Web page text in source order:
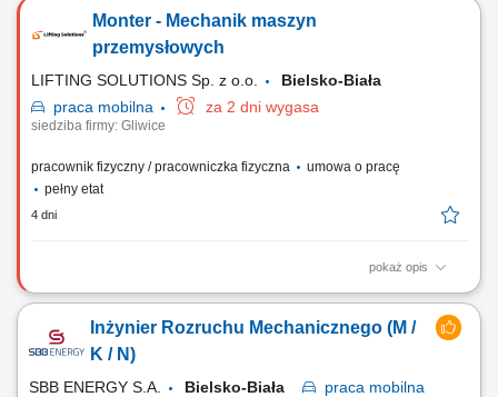
zakładu produkcyjnego w Elblągu; Aktualizacja dokumentacji P&ID:
tworzenie, modyfikacja oraz aktualizacja schematów P&ID w
Monter - Mechanik maszyn
przemysłowych
LIFTING SOLUTIONS Sp. z o.o.
Bielsko-Biała
praca mobilna za 2 dni wygasa
siedziba firmy: Gliwice
pracownik fizyczny / pracowniczka fizyczna
umowa o pracę
pełny etat
4 dni
pokaż opis
Praca tylko i wyłącznie w delegacjach. Poszukujemy kandydatów z
doświadczeniem w realizacji projektów przemysłowych, gotowych do
pracy mobilnej na terenie całej Polski oraz Europy. Twoja praca na co
dzień (w zależności od projektu) będzie obejmowała następujące
Inżynier Rozruchu Mechanicznego (M /
K / N)
SBB ENERGY S.A. Bielsko-Biała praca mobilna